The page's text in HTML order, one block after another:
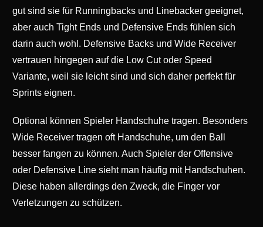
gut sind sie für Runningbacks und Linebacker geeignet,
aber auch Tight Ends und Defensive Ends fühlen sich
darin auch wohl. Defensive Backs und Wide Receiver
vertrauen hingegen auf die Low Cut oder Speed
Variante, weil sie leicht sind und sich daher perfekt für
Sprints eignen.
Optional können Spieler Handschuhe tragen. Besonders
Wide Receiver tragen oft Handschuhe, um den Ball
besser fangen zu können. Auch Spieler der Offensive
oder Defensive Line sieht man häufig mit Handschuhen.
Diese haben allerdings den Zweck, die Finger vor
Verletzungen zu schützen.